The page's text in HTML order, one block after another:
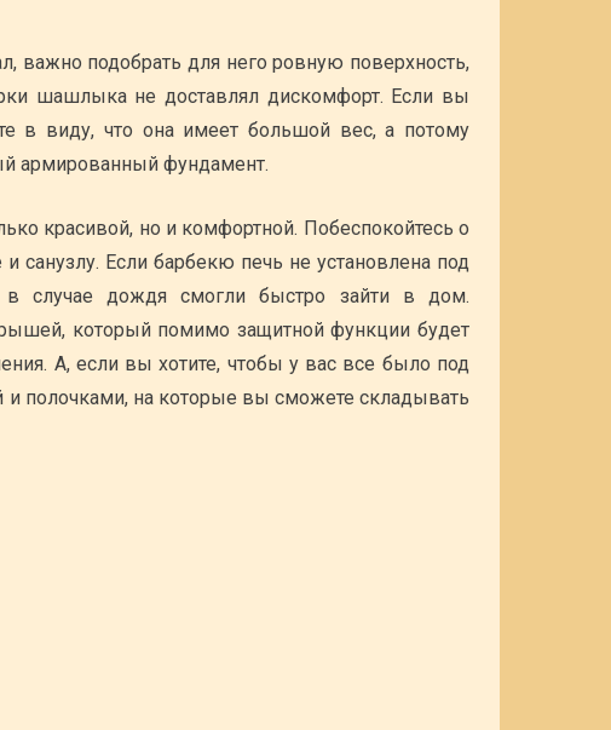
важно подобрать для него ровную поверхность,
шашлыка не доставлял дискомфорт. Если вы
в виду, что она имеет большой вес, а потому
армированный фундамент.
красивой, но и комфортной. Побеспокойтесь о
санузлу. Если барбекю печь не установлена под
случае дождя смогли быстро зайти в дом.
который помимо защитной функции будет
А, если вы хотите, чтобы у вас все было под
полочками, на которые вы сможете складывать